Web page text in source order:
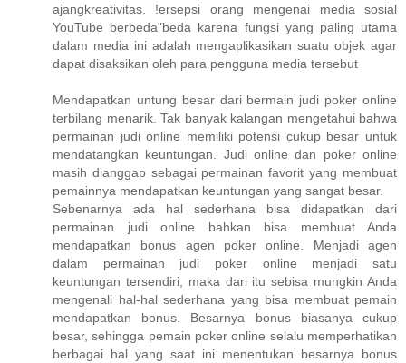
ajangkreativitas. !ersepsi orang mengenai media sosial
YouTube berbeda"beda karena fungsi yang paling utama
dalam media ini adalah mengaplikasikan suatu objek agar
dapat disaksikan oleh para pengguna media tersebut
Mendapatkan untung besar dari bermain judi poker online
terbilang menarik. Tak banyak kalangan mengetahui bahwa
permainan judi online memiliki potensi cukup besar untuk
mendatangkan keuntungan. Judi online dan poker online
masih dianggap sebagai permainan favorit yang membuat
pemainnya mendapatkan keuntungan yang sangat besar.
Sebenarnya ada hal sederhana bisa didapatkan dari
permainan judi online bahkan bisa membuat Anda
mendapatkan bonus agen poker online. Menjadi agen
dalam permainan judi poker online menjadi satu
keuntungan tersendiri, maka dari itu sebisa mungkin Anda
mengenali hal-hal sederhana yang bisa membuat pemain
mendapatkan bonus. Besarnya bonus biasanya cukup
besar, sehingga pemain poker online selalu memperhatikan
berbagai hal yang saat ini menentukan besarnya bonus